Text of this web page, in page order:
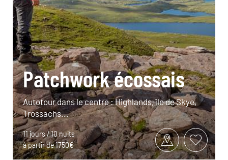
Patchwork écossais
Autotour dans le centre : Highlands, île de Skye,
Trossachs...
11 jours / 10 nuits
à partir de 1750€